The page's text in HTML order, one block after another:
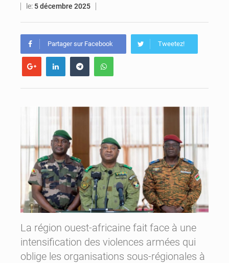
le: 5 décembre 2025
Partager sur Facebook Tweetez!
La région ouest-africaine fait face à une
intensification des violences armées qui
oblige les organisations sous-régionales à